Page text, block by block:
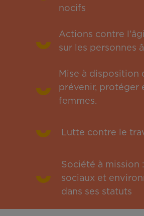
nocifs
Actions contre
sur les personnes
Mise à disposition
prévenir, protéger
femmes.
Lutte contre le
Société à mission
sociaux et
dans ses statuts